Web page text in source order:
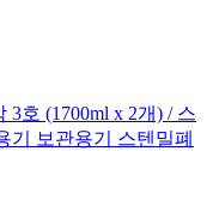
호 (1700ml x 2개) / 스
기 보관용기 스텐밀폐